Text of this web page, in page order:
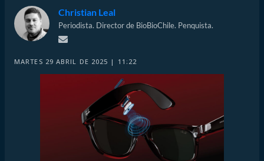
Christian Leal
Periodista. Director de BioBioChile. Penquista.
MARTES 29 ABRIL DE 2025 | 11:22